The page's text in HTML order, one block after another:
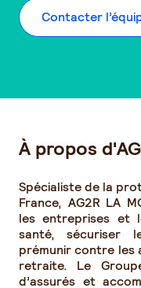
Contacter
À propos
Spécialiste de la
France, AG2R LA
les entreprises et
santé, sécuriser
prémunir contre les
retraite. Le
d’assurés et